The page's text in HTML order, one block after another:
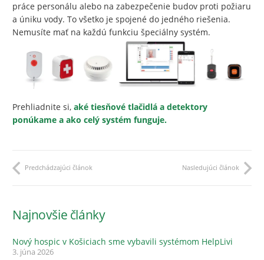
práce personálu alebo na zabezpečenie budov proti požiaru
a úniku vody. To všetko je spojené do jedného riešenia.
Nemusíte mať na každú funkciu špeciálny systém.
Prehliadnite si, aké tiesňové tlačidlá a detektory
ponúkame a ako celý systém funguje.
Predchádzajúci článok Nasledujúci článok
Najnovšie články
Nový hospic v Košiciach sme vybavili systémom HelpLivi
3. júna 2026